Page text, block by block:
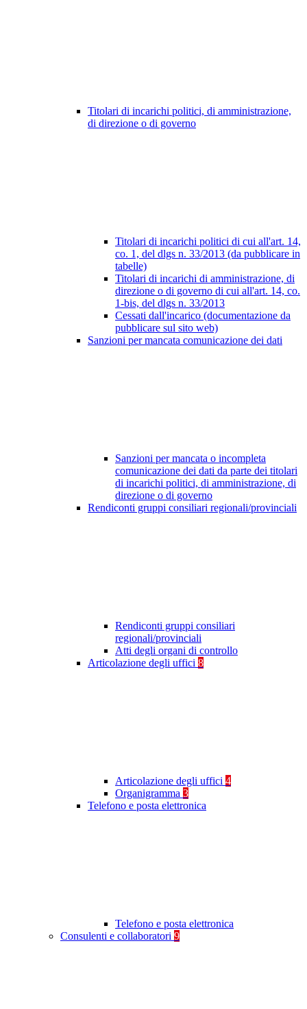
Titolari di incarichi politici, di amministrazione,
di direzione o di governo
Titolari di incarichi politici di cui all'art. 14,
co. 1, del dlgs n. 33/2013 (da pubblicare in
tabelle)
Titolari di incarichi di amministrazione, di
direzione o di governo di cui all'art. 14, co.
1-bis, del dlgs n. 33/2013
Cessati dall'incarico (documentazione da
pubblicare sul sito web)
Sanzioni per mancata comunicazione dei dati
Sanzioni per mancata o incompleta
comunicazione dei dati da parte dei titolari
di incarichi politici, di amministrazione, di
direzione o di governo
Rendiconti gruppi consiliari regionali/provinciali
Rendiconti gruppi consiliari
regionali/provinciali
Atti degli organi di controllo
Articolazione degli uffici 8
Articolazione degli uffici 4
Organigramma 3
Telefono e posta elettronica
Telefono e posta elettronica
Consulenti e collaboratori 9